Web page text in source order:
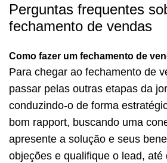
Perguntas frequentes
fechamento de vendas
Como fazer um fechamento de
Para chegar ao fechamento de
passar pelas outras etapas da
conduzindo-o de forma
bom rapport, buscando uma
apresente a solução e seus
objeções e qualifique o lead, até